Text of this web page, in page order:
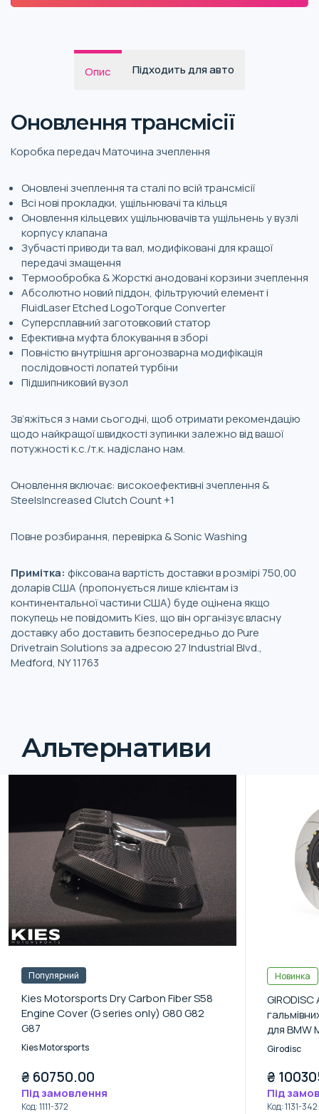
Опис Підходить для авто
Оновлення трансмісії
Коробка передач Маточина зчеплення
Оновлені зчеплення та сталі по всій трансмісії
Всі нові прокладки, ущільнювачі та кільця
Оновлення кільцевих ущільнювачів та ущільнень у вузлі
корпусу клапана
Зубчасті приводи та вал, модифіковані для кращої
передачі змащення
Термообробка & Жорсткі анодовані корзини зчеплення
Абсолютно новий піддон, фільтруючий елемент і
FluidLaser Etched LogoTorque Converter
Суперсплавний заготовковий статор
Ефективна муфта блокування в зборі
Повністю внутрішня аргонозварна модифікація
послідовності лопатей турбіни
Підшипниковий вузол
Зв’яжіться з нами сьогодні, щоб отримати рекомендацію
щодо найкращої швидкості зупинки залежно від вашої
потужності к.с./т.к. надіслано нам.
Оновлення включає: високоефективні зчеплення &
SteelsIncreased Clutch Count +1
Повне розбирання, перевірка & Sonic Washing
Примітка: фіксована вартість доставки в розмірі 750,00
доларів США (пропонується лише клієнтам із
континентальної частини США) буде оцінена якщо
покупець не повідомить Kies, що він організує власну
доставку або доставить безпосередньо до Pure
Drivetrain Solutions за адресою 27 Industrial Blvd.,
Medford, NY 11763
Альтернативи
Популярний
Kies Motorsports Dry Carbon Fiber S58
Engine Cover (G series only) G80 G82
G87
Kies Motorsports
₴ 60750.00
Під замовлення
Код:1111-372
Новинка
для BMW
Girodisc
₴
Під
Код:1131-342